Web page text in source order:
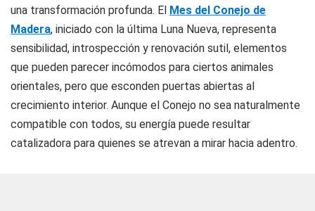
una transformación profunda. El Mes del Conejo de
Madera, iniciado con la última Luna Nueva, representa
sensibilidad, introspección y renovación sutil, elementos
que pueden parecer incómodos para ciertos animales
orientales, pero que esconden puertas abiertas al
crecimiento interior. Aunque el Conejo no sea naturalmente
compatible con todos, su energía puede resultar
catalizadora para quienes se atrevan a mirar hacia adentro.